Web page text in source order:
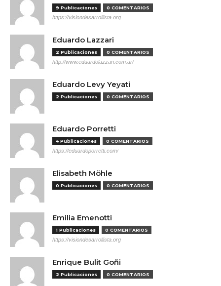
9 Publicaciones 0 COMENTARIOS
https://visiondesarrollista.org
Eduardo Lazzari
2 Publicaciones 0 COMENTARIOS
http://www.eduardolazzari.com.ar/
Eduardo Levy Yeyati
2 Publicaciones 0 COMENTARIOS
Eduardo Porretti
4 Publicaciones 0 COMENTARIOS
https://eduardoporretti.com/
Elisabeth Möhle
0 Publicaciones 0 COMENTARIOS
Emilia Emenotti
1 Publicaciones 0 COMENTARIOS
https://visiondesarrollista.org
Enrique Bulit Goñi
2 Publicaciones 0 COMENTARIOS